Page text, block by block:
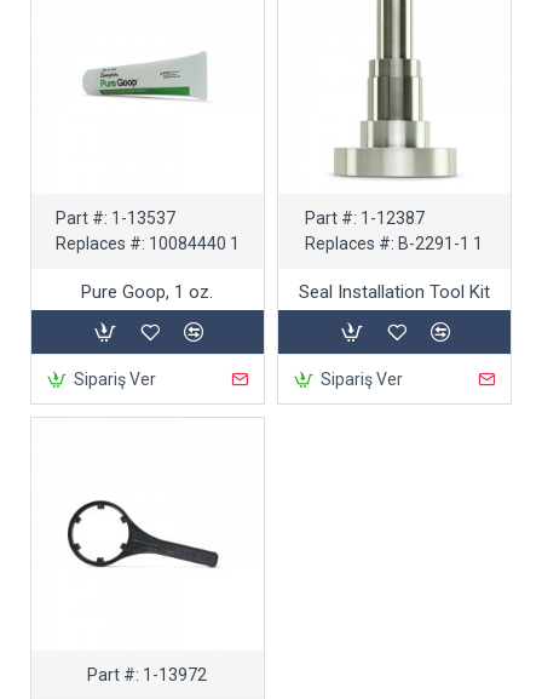
Part #: 1-13537
Replaces #: 10084440 1
Pure Goop, 1 oz.
Sipariş Ver
Part #: 1-12387
Replaces #: B-2291-1 1
Seal Installation Tool Kit
Sipariş Ver
Part #: 1-13972